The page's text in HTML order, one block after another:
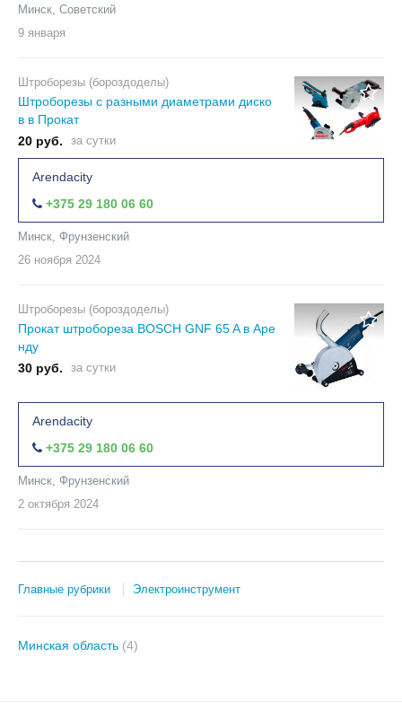
Минск, Советский
9 января
Штроборезы (бороздоделы)
Штроборезы с разными диаметрами диско
в в Прокат
20 руб.
за сутки
Arendacity
+375 29 180 06 60
Минск, Фрунзенский
26 ноября 2024
Штроборезы (бороздоделы)
Прокат штробореза BOSCH GNF 65 A в Аре
нду
30 руб.
за сутки
Arendacity
+375 29 180 06 60
Минск, Фрунзенский
2 октября 2024
Главные рубрики Электроинструмент
Минская область (4)